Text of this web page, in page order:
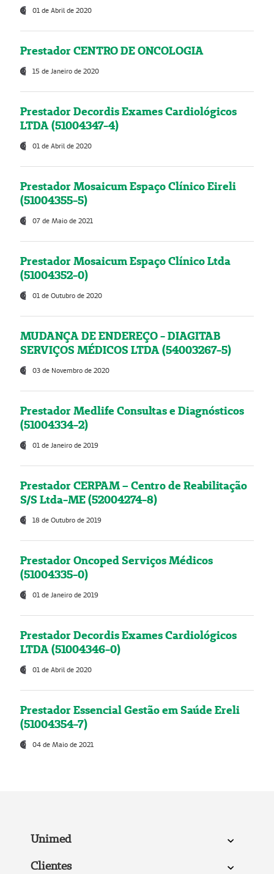
01 de Abril de 2020
Prestador CENTRO DE ONCOLOGIA
15 de Janeiro de 2020
Prestador Decordis Exames Cardiológicos
LTDA (51004347-4)
01 de Abril de 2020
Prestador Mosaicum Espaço Clínico Eireli
(51004355-5)
07 de Maio de 2021
Prestador Mosaicum Espaço Clínico Ltda
(51004352-0)
01 de Outubro de 2020
MUDANÇA DE ENDEREÇO - DIAGITAB
SERVIÇOS MÉDICOS LTDA (54003267-5)
03 de Novembro de 2020
Prestador Medlife Consultas e Diagnósticos
(51004334-2)
01 de Janeiro de 2019
Prestador CERPAM – Centro de Reabilitação
S/S Ltda-ME (52004274-8)
18 de Outubro de 2019
Prestador Oncoped Serviços Médicos
(51004335-0)
01 de Janeiro de 2019
Prestador Decordis Exames Cardiológicos
LTDA (51004346-0)
01 de Abril de 2020
Prestador Essencial Gestão em Saúde Ereli
(51004354-7)
04 de Maio de 2021
Unimed
Clientes